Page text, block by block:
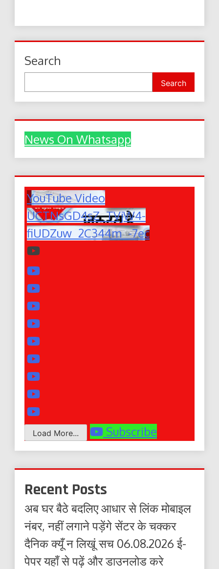
Search
Search
News On Whatsapp
YouTube Video
UCTNsGD4sZ_TVjW4-
fiUDZuw_2C344m_-7ec
Load More... Subscribe
Recent Posts
अब घर बैठे बदलिए आधार से लिंक मोबाइल
नंबर, नहीं लगाने पड़ेंगे सेंटर के चक्कर
दैनिक क्यूँ न लिखूं सच 06.08.2026 ई-
पेपर यहाँ से पढ़ें और डाउनलोड करे